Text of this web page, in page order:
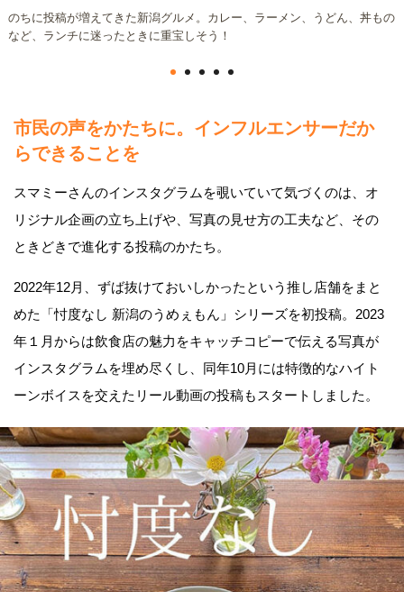
のちに投稿が増えてきた新潟グルメ。カレー、ラーメン、うどん、丼もの
など、ランチに迷ったときに重宝しそう！
市民の声をかたちに。インフルエンサーだか
らできることを
スマミーさんのインスタグラムを覗いていて気づくのは、オ
リジナル企画の立ち上げや、写真の見せ方の工夫など、その
ときどきで進化する投稿のかたち。
2022年12月、ずば抜けておいしかったという推し店舗をまと
めた「忖度なし 新潟のうめぇもん」シリーズを初投稿。2023
年１月からは飲食店の魅力をキャッチコピーで伝える写真が
インスタグラムを埋め尽くし、同年10月には特徴的なハイト
ーンボイスを交えたリール動画の投稿もスタートしました。